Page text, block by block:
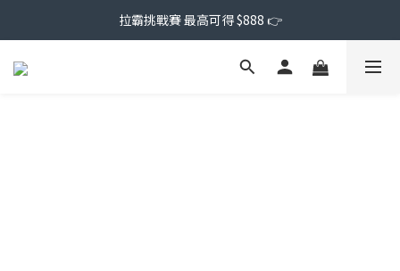
拉霸挑戰賽 最高可得 $888 👉